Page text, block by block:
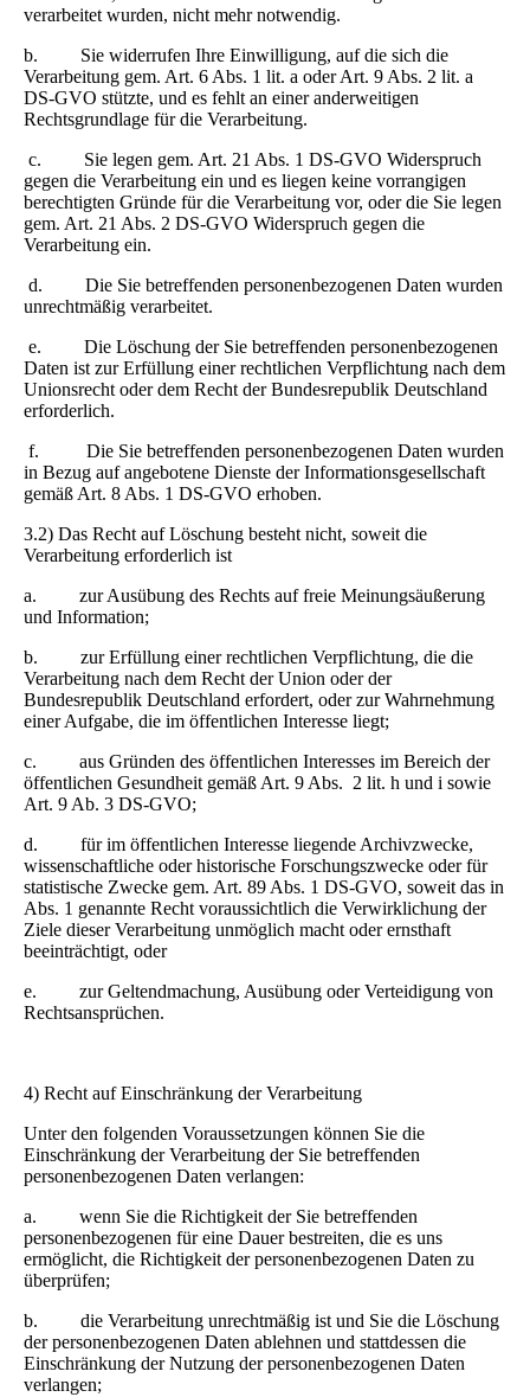
verarbeitet wurden, nicht mehr notwendig.
b. Sie widerrufen Ihre Einwilligung, auf die sich die
Verarbeitung gem. Art. 6 Abs. 1 lit. a oder Art. 9 Abs. 2 lit. a
DS-GVO stützte, und es fehlt an einer anderweitigen
Rechtsgrundlage für die Verarbeitung.
c. Sie legen gem. Art. 21 Abs. 1 DS-GVO Widerspruch
gegen die Verarbeitung ein und es liegen keine vorrangigen
berechtigten Gründe für die Verarbeitung vor, oder die Sie legen
gem. Art. 21 Abs. 2 DS-GVO Widerspruch gegen die
Verarbeitung ein.
d. Die Sie betreffenden personenbezogenen Daten wurden
unrechtmäßig verarbeitet.
e. Die Löschung der Sie betreffenden personenbezogenen
Daten ist zur Erfüllung einer rechtlichen Verpflichtung nach dem
Unionsrecht oder dem Recht der Bundesrepublik Deutschland
erforderlich.
f. Die Sie betreffenden personenbezogenen Daten wurden
in Bezug auf angebotene Dienste der Informationsgesellschaft
gemäß Art. 8 Abs. 1 DS-GVO erhoben.
3.2) Das Recht auf Löschung besteht nicht, soweit die
Verarbeitung erforderlich ist
a. zur Ausübung des Rechts auf freie Meinungsäußerung
und Information;
b. zur Erfüllung einer rechtlichen Verpflichtung, die die
Verarbeitung nach dem Recht der Union oder der
Bundesrepublik Deutschland erfordert, oder zur Wahrnehmung
einer Aufgabe, die im öffentlichen Interesse liegt;
c. aus Gründen des öffentlichen Interesses im Bereich der
öffentlichen Gesundheit gemäß Art. 9 Abs. 2 lit. h und i sowie
Art. 9 Ab. 3 DS-GVO;
d. für im öffentlichen Interesse liegende Archivzwecke,
wissenschaftliche oder historische Forschungszwecke oder für
statistische Zwecke gem. Art. 89 Abs. 1 DS-GVO, soweit das in
Abs. 1 genannte Recht voraussichtlich die Verwirklichung der
Ziele dieser Verarbeitung unmöglich macht oder ernsthaft
beeinträchtigt, oder
e. zur Geltendmachung, Ausübung oder Verteidigung von
Rechtsansprüchen.
4) Recht auf Einschränkung der Verarbeitung
Unter den folgenden Voraussetzungen können Sie die
Einschränkung der Verarbeitung der Sie betreffenden
personenbezogenen Daten verlangen:
a. wenn Sie die Richtigkeit der Sie betreffenden
personenbezogenen für eine Dauer bestreiten, die es uns
ermöglicht, die Richtigkeit der personenbezogenen Daten zu
überprüfen;
b. die Verarbeitung unrechtmäßig ist und Sie die Löschung
der personenbezogenen Daten ablehnen und stattdessen die
Einschränkung der Nutzung der personenbezogenen Daten
verlangen;